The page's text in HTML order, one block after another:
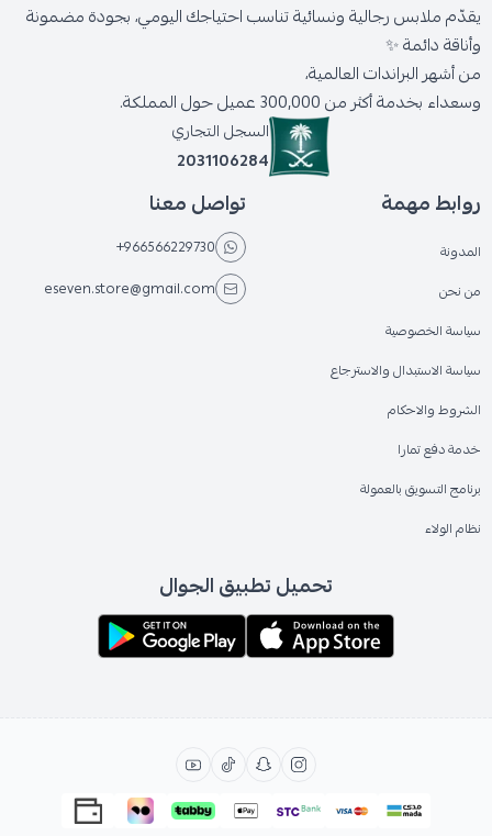
يقدّم ملابس رجالية ونسائية تناسب احتياجك اليومي، بجودة مضمونة
وأناقة دائمة ✨
من أشهر البراندات العالمية،
وسعداء بخدمة أكثر من 300,000 عميل حول المملكة.
السجل التجاري
2031106284
روابط مهمة
المدونة
من نحن
سياسة الخصوصية
سياسة الاستبدال والاسترجاع
الشروط والاحكام
خدمة دفع تمارا
برنامج التسويق بالعمولة
نظام الولاء
تواصل معنا
+966566229730
eseven.store@gmail.com
تحميل تطبيق الجوال